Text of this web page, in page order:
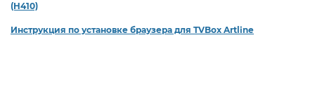
(H410)
Инструкция по установке браузера для TVBox Artline